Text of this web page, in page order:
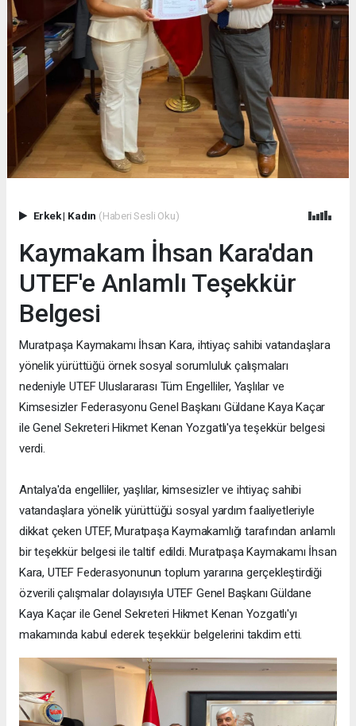
Erkek| Kadın (Haberi Sesli Oku)
Kaymakam İhsan Kara'dan
UTEF'e Anlamlı Teşekkür
Belgesi
Muratpaşa Kaymakamı İhsan Kara, ihtiyaç sahibi vatandaşlara
yönelik yürüttüğü örnek sosyal sorumluluk çalışmaları
nedeniyle UTEF Uluslararası Tüm Engelliler, Yaşlılar ve
Kimsesizler Federasyonu Genel Başkanı Güldane Kaya Kaçar
ile Genel Sekreteri Hikmet Kenan Yozgatlı'ya teşekkür belgesi
verdi.
Antalya'da engelliler, yaşlılar, kimsesizler ve ihtiyaç sahibi
vatandaşlara yönelik yürüttüğü sosyal yardım faaliyetleriyle
dikkat çeken UTEF, Muratpaşa Kaymakamlığı tarafından anlamlı
bir teşekkür belgesi ile taltif edildi. Muratpaşa Kaymakamı İhsan
Kara, UTEF Federasyonunun toplum yararına gerçekleştirdiği
özverili çalışmalar dolayısıyla UTEF Genel Başkanı Güldane
Kaya Kaçar ile Genel Sekreteri Hikmet Kenan Yozgatlı'yı
makamında kabul ederek teşekkür belgelerini takdim etti.